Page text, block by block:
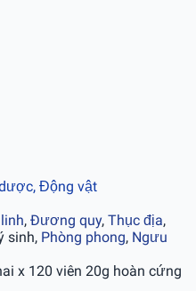
Động vật
, Ðương quy, Thục địa,
sinh, Phòng phong, Ngưu
x 120 viên 20g hoàn cứng